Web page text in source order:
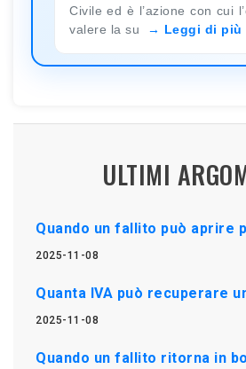
Civile ed è l’azione con cui
valere la su
Leggi di più
ULTIMI
Quando un fallito può aprire
2025-11-08
Quanta IVA può recuperare
2025-11-08
Quando un fallito ritorna in